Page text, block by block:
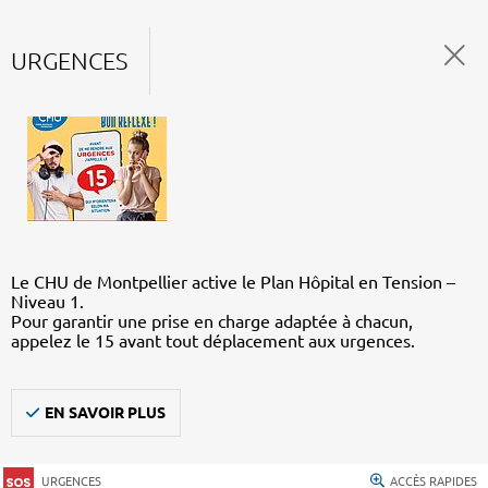
URGENCES
Le CHU de Montpellier active le Plan Hôpital en Tension –
Niveau 1.
Pour garantir une prise en charge adaptée à chacun,
appelez le 15 avant tout déplacement aux urgences.
EN SAVOIR PLUS
URGENCES ACCÈS RAPIDES